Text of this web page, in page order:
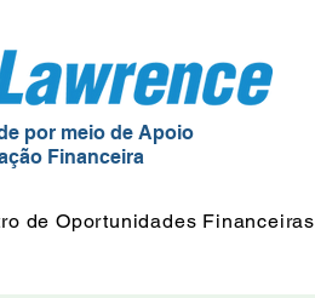
por meio de Apoio
Financeira
de Oportunidades Financeiras